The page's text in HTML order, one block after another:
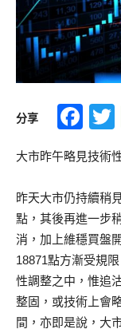
分享
大市昨午略見技術
昨天大市仍持續稍
點，其後再進一步
消，加上維穩買盤
18871點方漸受規
性調整之中，惟追
整固，或技術上會
間，亦即是說，大